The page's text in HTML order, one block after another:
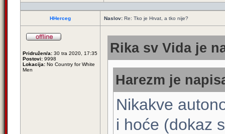
HHerceg Naslov: Re: Tko je Hrvat, a tko nije?
Pridružen/a: 30 tra 2020, 17:35
Postovi: 9998
Lokacija: No Country for White
Men
Rika sv Vida je
Harezm je
Nikakve
i hoće (dokaz